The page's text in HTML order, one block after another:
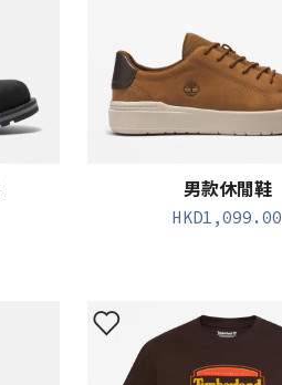
男款休閒鞋
HKD1,099.00